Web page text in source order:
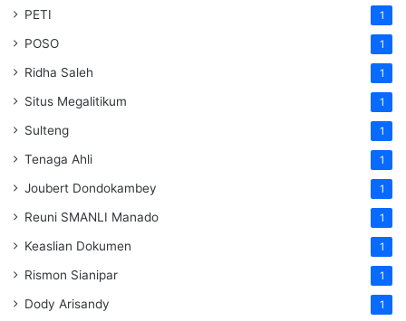
PETI 1
POSO 1
Ridha Saleh 1
Situs Megalitikum 1
Sulteng 1
Tenaga Ahli 1
Joubert Dondokambey 1
Reuni SMANLI Manado 1
Keaslian Dokumen 1
Rismon Sianipar 1
Dody Arisandy 1